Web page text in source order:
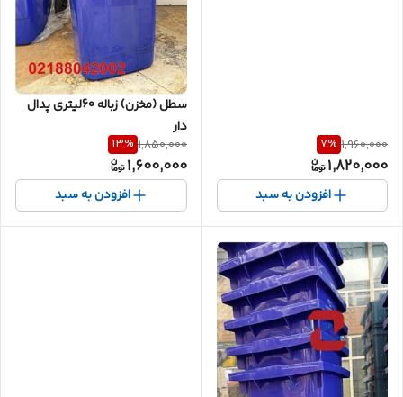
1,960,000
7%
1,820,000
افزودن به سبد
سطل (مخزن) زباله 60لیتری پدال
دار
1,850,000
13%
1,600,000
افزودن به سبد